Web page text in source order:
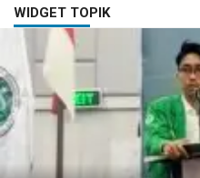
WIDGET TOPIK